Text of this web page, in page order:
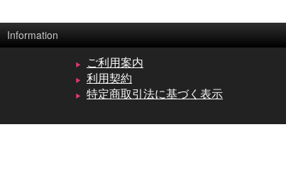
Information
ご利用案内
利用契約
特定商取引法に基づく表示